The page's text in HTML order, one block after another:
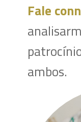
Fale
ambos.